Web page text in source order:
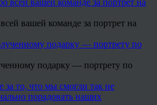
вашей команде за портрет на
подарку — портрету по